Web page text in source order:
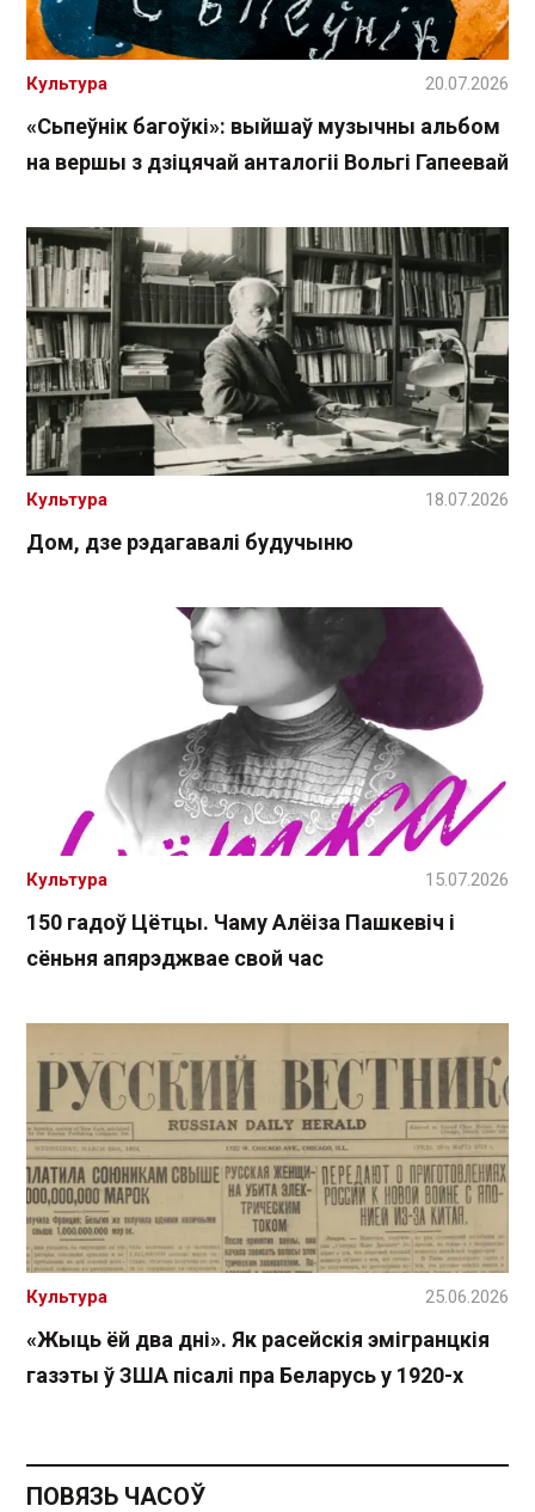
«Сьпеўнік багоўкі»: выйшаў музычны альбом
на вершы з дзіцячай анталогіі Вольгі Гапеевай
Культура 20.07.2026
Дом, дзе рэдагавалі будучыню
Культура 18.07.2026
150 гадоў Цётцы. Чаму Алёіза Пашкевіч і
сёньня апярэджвае свой час
Культура 15.07.2026
«Жыць ёй два дні». Як расейскія эмігранцкія
газэты ў ЗША пісалі пра Беларусь у 1920-х
Культура 25.06.2026
ПОВЯЗЬ ЧАСОЎ